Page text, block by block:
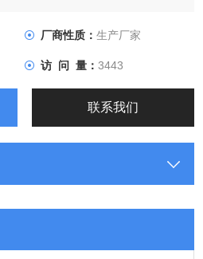
药，化妆品、化学工业的辅助服务
厂商性质： 生产厂家
访 问 量： 3443
联系我们